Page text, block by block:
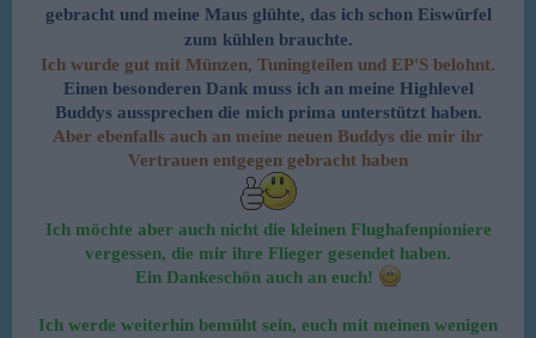
gebracht und meine Maus glühte, das ich schon Eiswürfel
zum kühlen brauchte.
Ich wurde gut mit Münzen, Tuningteilen und EP'S belohnt.
Einen besonderen Dank muss ich an meine Highlevel
Buddys aussprechen die mich prima unterstützt haben.
Aber ebenfalls auch an meine neuen Buddys die mir ihr
Vertrauen entgegen gebracht haben
Ich möchte aber auch nicht die kleinen Flughafenpioniere
vergessen, die mir ihre Flieger gesendet haben.
Ein Dankeschön auch an euch!
Ich werde weiterhin bemüht sein, euch mit meinen wenigen